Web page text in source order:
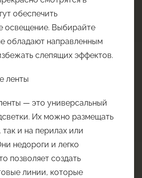
обеспечить
освещение. Выбирайте
обладают направленным
слепящих эффектов.
ленты
— это универсальный
Их можно размещать
так и на перилах или
недороги и легко
позволяет создать
линии, которые